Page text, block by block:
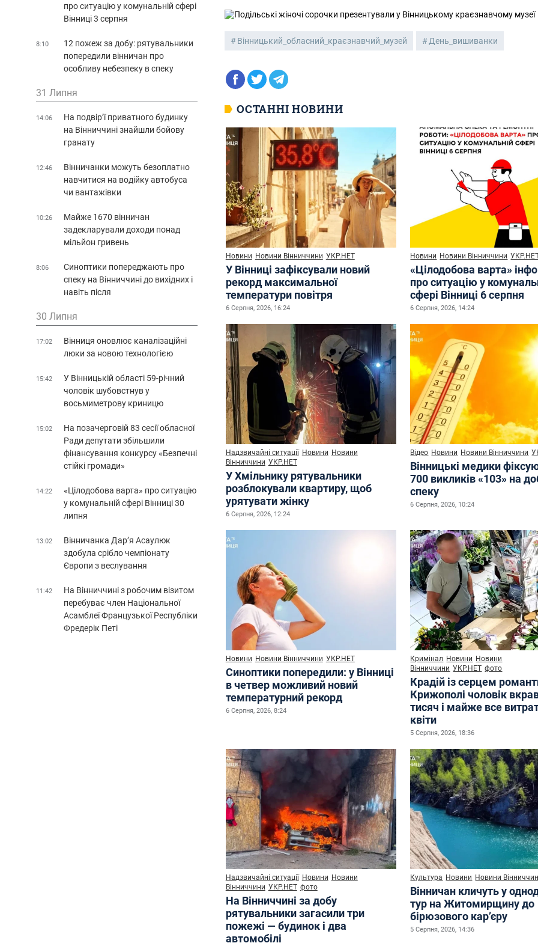
Вінницький_обласний_краєзнавчий_музей День_вишиванки
ОСТАННІ НОВИНИ
Новини Новини Вінниччини УКР.НЕТ
У Вінниці зафіксували новий
рекорд максимальної
температури повітря
6 Серпня, 2026, 16:24
Новини Новини Вінниччини
«Цілодобова варта»
про ситуацію у
сфері Вінниці 6 серпня
6 Серпня, 2026, 14:24
Надзвичайні ситуації Новини Новини
Вінниччини УКР.НЕТ
У Хмільнику рятувальники
розблокували квартиру, щоб
урятувати жінку
6 Серпня, 2026, 12:24
Відео Новини Новини Вінниччини
Вінницькі медики
700 викликів «103» на
спеку
6 Серпня, 2026, 10:24
Новини Новини Вінниччини УКР.НЕТ
Синоптики попередили: у Вінниці
в четвер можливий новий
температурний рекорд
6 Серпня, 2026, 8:24
Кримінал Новини Новини
Вінниччини УКР.НЕТ фото
Крадій із серцем
Крижополі чоловік
тисяч і майже все
квіти
5 Серпня, 2026, 18:36
Надзвичайні ситуації Новини Новини
Вінниччини УКР.НЕТ фото
На Вінниччині за добу
рятувальники загасили три
пожежі — будинок і два
автомобілі
Культура Новини Новини
Вінничан кличуть у
тур на Житомирщину до
бірюзового кар’єру
5 Серпня, 2026, 14:36
про ситуацію у комунальній сфері
Вінниці 3 серпня
8:10
12 пожеж за добу: рятувальники
попередили вінничан про
особливу небезпеку в спеку
31 Липня
14:06
На подвір’ї приватного будинку
на Вінниччині знайшли бойову
гранату
12:46
Вінничанки можуть безоплатно
навчитися на водійку автобуса
чи вантажівки
10:26
Майже 1670 вінничан
задекларували доходи понад
мільйон гривень
8:06
Синоптики попереджають про
спеку на Вінниччині до вихідних і
навіть після
30 Липня
17:02
Вінниця оновлює каналізаційні
люки за новою технологією
15:42
У Вінницькій області 59-річний
чоловік шубовстнув у
восьмиметрову криницю
15:02
На позачерговій 83 сесії обласної
Ради депутати збільшили
фінансування конкурсу «Безпечні
стійкі громади»
14:22
«Цілодобова варта» про ситуацію
у комунальній сфері Вінниці 30
липня
13:02
Вінничанка Дар’я Асаулюк
здобула срібло чемпіонату
Європи з веслування
11:42
На Вінниччині з робочим візитом
перебуває член Національної
Асамблеї Французької Республіки
Фредерік Петі